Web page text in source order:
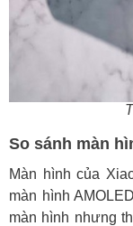
So sánh màn
Màn hình của
màn hình
màn hình nhưng